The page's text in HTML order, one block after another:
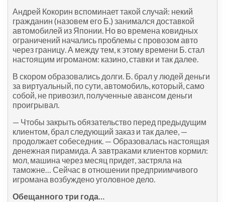
Андрей Кокорин вспоминает такой случай: некий
гражданин (назовем его Б.) занимался доставкой
автомобилей из Японии. Но во времена ковидных
ограничений начались проблемы с провозом авто
через границу. А между тем, к этому времени Б. стал
настоящим игроманом: казино, ставки и так далее.
В скором образовались долги. Б. брал у людей деньги
за виртуальный, по сути, автомобиль, который, само
собой, не привозил, полученные авансом деньги
проигрывал.
— Чтобы закрыть обязательство перед предыдущим
клиентом, брал следующий заказ и так далее, —
продолжает собеседник. — Образовалась настоящая
денежная пирамида. А завтраками клиентов кормил:
мол, машина через месяц придет, застряла на
таможне… Сейчас в отношении предприимчивого
игромана возбуждено уголовное дело.
Обещанного три года…